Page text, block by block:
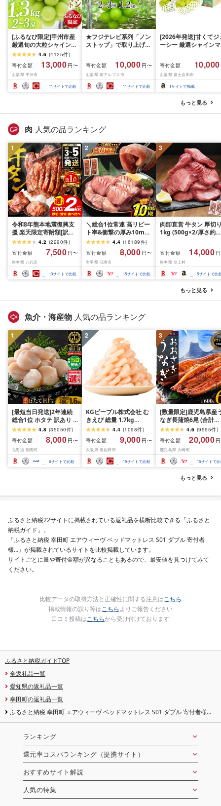
[ふるなび限定]甲州市産
厳選旬の大粒シャインマ
スカット 約1.3kg 2〜3
房[2026年発送]
(MG)B12-472 FN-
Limited-VO シャインマ
スカット フルーツ
4.6 (4125件)
寄付金額
13,000 円〜
山梨県 甲州市
11サイトで比較
★フジテレビ系列「ノン
ストップ」で取り上げら
先行予約]南アルプス市
産シャインマスカット
1.2kg以上(2〜3房)ふる
さと納税 おすすめ 山梨
県 南アルプス市 送料無
寄付金額 10,000 円〜
山梨県 南アルプス市
11サイトで比較
[2026年発送]甘くてジ
ーシー 厳選シャインマ
月前半(1〜15日)から
月下旬までの発送) フ
ーツ ぶどう 果物 山梨
産 2026 旬 大粒 高級
寄付金額 10,000
山梨県 富士吉田市
1サイトで掲載
もっと見る
肉 人気の品ランキング
1
令和8年熊本地震復興支
援 楽天限定寄附額[訳あ
り]牛タン 500g〜2kg 肉
牛肉 訳あり 牛タン 冷凍
小分け 厚切り 薄切り 食
べ比べ 500g 1kg 1.5kg
2kg 牛 人気 ビーフ 牛た
ん ふるさと納税 ランキ
4.2 (2290件)
寄付金額
7,500 円〜
熊本県 八代市
13サイトで比較
2
＼総合1位常連 高リピー
ト率&衝撃の厚み10mm
厚切り牛タン 塩味/ ≪ス
ピード発送!!10営業日以
内発送≫ 選べる内容量
500g / 1kg 定期便 毎月
届く 牛肉 肉 BBQ ふるさ
と 人気 ランキング 岩手
4.4 (16189件)
寄付金額
8,000 円〜
岩手県 花巻市
15サイトで比較
3
肉卸直営 牛タン 厚切
1kg (500g×2/厚さ約
牛肉 焼肉 冷凍 スライ
業務用 バーベキュー
BBQ おつまみ ギフト
祝い お中元 夏ギフト
寄付金額 14,000
熊本県 水上村
5サイトで比
もっと見る
魚介・海産物 人気の品ランキング
1
[最短当日発送]2年連続
総合1位 ホタテ 訳あり (
ふるさと納税 ほたて ふ
るさと納税 訳あり 帆立
ふるさと わけあり ホタ
テ貝柱 貝 人気 不揃い 刺
身 規格外 魚介 ランキン
グ 海鮮 冷凍 発送時期が
4.8 (35050件)
寄付金額
8,000 円〜
北海道 別海町
6サイトで比較
2
KGピープル株式会社 む
きえび 総量 1.7kg
(850g×2P) 特大 5Lサイ
ズ バナメイエビ バラ凍
結 下処理不要 サイズ不
揃い 訳あり
4.4 (1098件)
寄付金額
9,000 円〜
大阪府 泉佐野市
15サイトで比較
3
[数量限定]鹿児島県産
なぎ長蒲焼6尾 (合計
600g以上)4.6 (9595件)
寄付金額
20,000
鹿児島県 大崎町
15サイトで
もっと見る
ふるさと納税22サイトに掲載されている返礼品を横断比較できる「ふるさと
納税ガイド」。
「ふるさと納税 幸田町 エアウィーヴ ベッドマットレス S01 ダブル 寄付者
様…」が掲載されているサイトを比較掲載しています。
サイトごとに量や寄付金額が異なることもあるので、最安値を見つけてみて
ください。
比較データの取得方法と正確性に関する注意はこちら
掲載情報の誤り等はこちらよりご報告ください
口コミ投稿はこちらから受け付けております
ふるさと納税ガイドTOP
全返礼品一覧
愛知県の返礼品一覧
幸田町の返礼品一覧
ふるさと納税 幸田町 エアウィーヴ ベッドマットレス S01 ダブル 寄付者様組
ランキング
還元率コスパランキング（提携サイト）
おすすめサイト解説
人気の特集